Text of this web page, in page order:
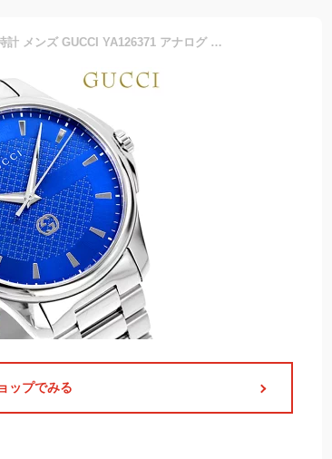
グッチ Gタイムレス クオーツ 腕時計 メンズ GUCCI YA126371 アナログ ブルー スイス製 高級 ブランド おしゃれ 防水 プレゼント 男性 実用的
ップでみる